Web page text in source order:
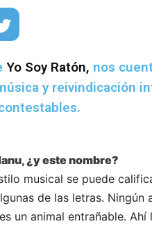
Yo Soy Ratón, nos
y reivindicación
¿y este nombre?
musical se puede
de las letras.
un animal entrañable.